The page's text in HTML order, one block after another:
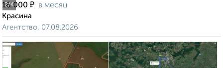
2/4
16 000 ₽ в месяц
Красина
Агентство, 07.08.2026